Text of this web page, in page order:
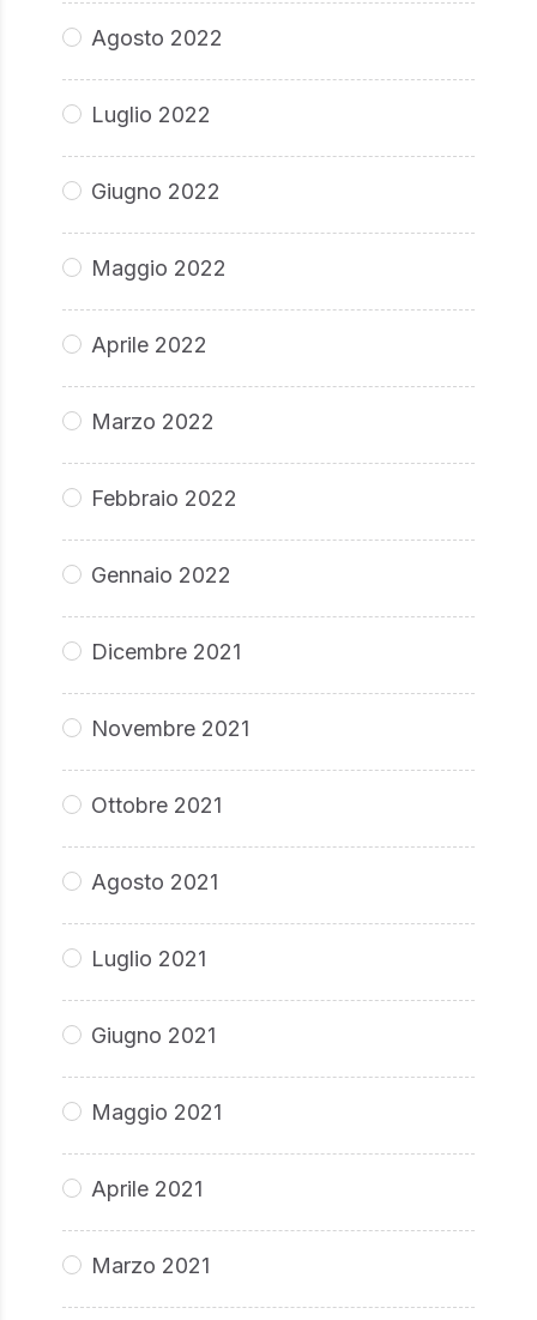
Agosto 2022
Luglio 2022
Giugno 2022
Maggio 2022
Aprile 2022
Marzo 2022
Febbraio 2022
Gennaio 2022
Dicembre 2021
Novembre 2021
Ottobre 2021
Agosto 2021
Luglio 2021
Giugno 2021
Maggio 2021
Aprile 2021
Marzo 2021